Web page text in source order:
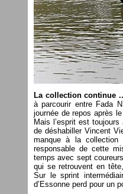
La collection continue
à parcourir entre Fada
journée de repos après
Mais l’esprit est
de déshabiller Vincent
manque à la collection
responsable de cette
temps avec sept
qui se retrouvent en
Sur le sprint
d’Essonne perd pour un